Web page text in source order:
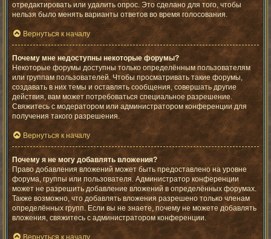
отредактировать или удалить опрос. Это сделано для того, чтобы
нельзя было менять варианты ответов во время голосования.
Вернуться к началу
Почему мне недоступны некоторые форумы?
Некоторые форумы доступны только определённым пользователям
или группам пользователей. Чтобы просматривать такие форумы,
создавать в них темы и оставлять сообщения, совершать другие
действия, вам может потребоваться специальное разрешение.
Свяжитесь с модератором или администратором конференции для
получения такого разрешения.
Вернуться к началу
Почему я не могу добавлять вложения?
Право добавления вложений может быть предоставлено на уровне
форума, группы или пользователя. Администратор конференции
может не разрешить добавление вложений в определённых форумах.
Также возможно, что добавлять вложения разрешено только членам
определённых групп. Если вы не знаете, почему не можете добавлять
вложения, свяжитесь с администратором конференции.
Вернуться к началу